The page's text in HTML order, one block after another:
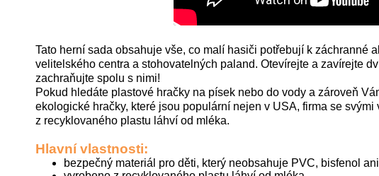
Tato herní sada obsahuje vše, co malí hasiči potřebují k záchranné
velitelského centra a stohovatelných paland. Otevírejte a zavírejte
zachraňujte spolu s nimi!
Pokud hledáte plastové hračky na písek nebo do vody a zároveň
ekologické hračky, které jsou populární nejen v USA, firma se
z recyklovaného plastu láhví od mléka.
Hlavní vlastnosti:
bezpečný materiál pro děti, který neobsahuje PVC, bisfenol